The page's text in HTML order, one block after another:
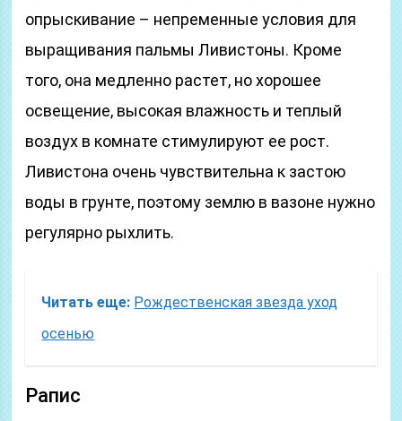
опрыскивание – непременные условия для
выращивания пальмы Ливистоны. Кроме
того, она медленно растет, но хорошее
освещение, высокая влажность и теплый
воздух в комнате стимулируют ее рост.
Ливистона очень чувствительна к застою
воды в грунте, поэтому землю в вазоне нужно
регулярно рыхлить.
Читать еще: Рождественская звезда уход
осенью
Рапис